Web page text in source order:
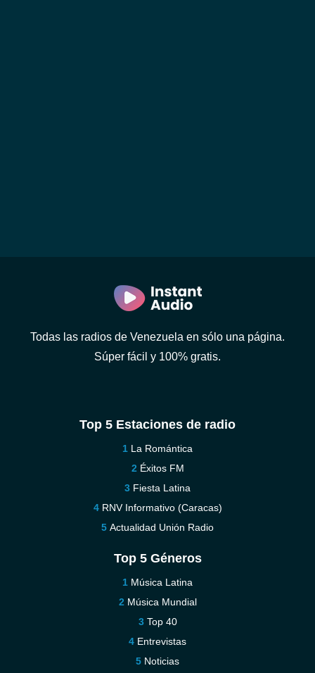
Todas las radios de Venezuela en sólo una página.
Súper fácil y 100% gratis.
Top 5 Estaciones de radio
La Romántica
Éxitos FM
Fiesta Latina
RNV Informativo (Caracas)
Actualidad Unión Radio
Top 5 Géneros
Música Latina
Música Mundial
Top 40
Entrevistas
Noticias